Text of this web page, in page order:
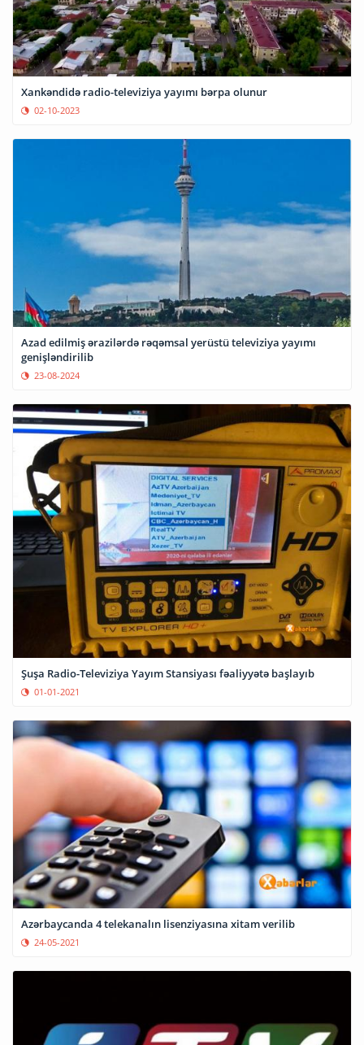
Xankəndidə radio-televiziya yayımı bərpa olunur
02-10-2023
Azad edilmiş ərazilərdə rəqəmsal yerüstü televiziya yayımı
genişləndirilib
23-08-2024
Şuşa Radio-Televiziya Yayım Stansiyası fəaliyyətə başlayıb
01-01-2021
Azərbaycanda 4 telekanalın lisenziyasına xitam verilib
24-05-2021